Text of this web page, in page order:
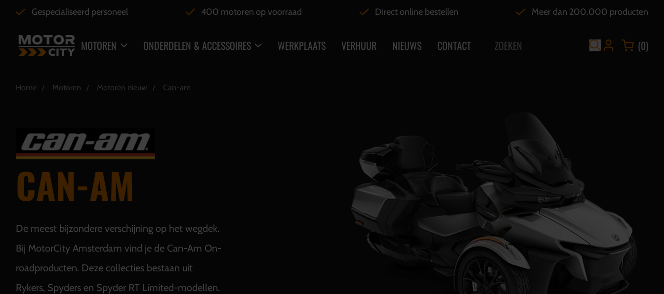
Gespecialiseerd personeel 400 motoren op voorraad Direct online bestellen Meer dan 200.000 producten
MOTOREN ONDERDELEN & ACCESSOIRES WERKPLAATS VERHUUR NIEUWS CONTACT (0)
Home Motoren Motoren nieuw Can-am
CAN-AM
De meest bijzondere verschijning op het wegdek.
Bij MotorCity Amsterdam vind je de Can-Am On-
roadproducten. Deze collecties bestaan uit
Rykers, Spyders en Spyder RT Limited-modellen.